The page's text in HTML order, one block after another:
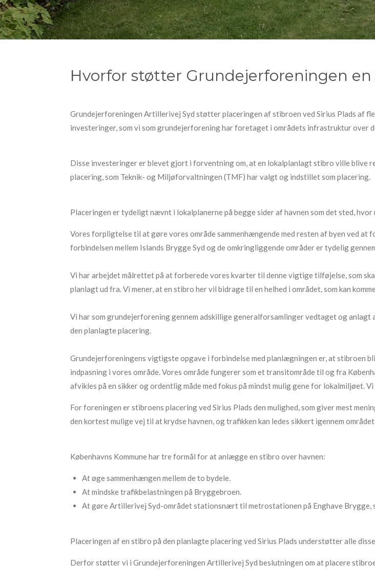
Hvorfor støtter Grundejerforeningen en
Grundejerforeningen Artillerivej Syd støtter placeringen af stibroen ved Sirius Plads af
investeringer, som vi som grundejerforening har foretaget i områdets infrastruktur over
Disse investeringer er blevet gjort i forventning om, at en lokalplanlagt stibro ville blive
placering, som Teknik- og Miljøforvaltningen (TMF) har valgt og indstillet som placering.
Placeringen er tydeligt nævnt i lokalplanerne på begge sider af havnen som det sted,
Vores forpligtelse til at gøre vores område sammenhængende med resten af byen ved
forbindelsen mellem Islands Brygge Syd og de omkringliggende områder er tydelig
Vi har arbejdet målrettet på at forberede vores kvarter til denne vigtige tilføjelse, som
planlagt ud fra. Vi mener, at en stibro her vil bidrage til en helhed i området, som kan
Vi har som grundejerforening gennem adskillige generalforsamlinger vedtaget og
den planlagte placering.
Grundejerforeningens vigtigste opgave i forbindelse med planlægningen er, at stibroen
indpasning i vores område. Vores område fungerer som et transitområde til og fra
afvikles på en sikker og ordentlig måde med fokus på mindst mulig gene for lokalmiljøet.
For foreningen er stibroens placering ved Sirius Plads den mulighed, som giver mest
den kortest mulige vej til at krydse havnen, og trafikken kan ledes sikkert igennem
Københavns Kommune har tre formål for at anlægge en stibro over havnen:
At øge sammenhængen mellem de to bydele.
At mindske trafikbelastningen på Bryggebroen.
At gøre Artillerivej Syd-området stationsnært til metrostationen på Enghave Brygge,
Placeringen af en stibro på den planlagte placering ved Sirius Plads understøtter alle
Derfor støtter vi i Grundejerforeningen Artillerivej Syd beslutningen om at placere